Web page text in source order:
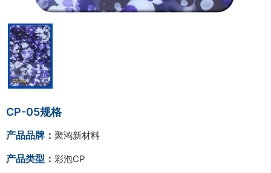
CP-05规格
产品品牌： 聚鸿新材料
产品类型： 彩泡CP